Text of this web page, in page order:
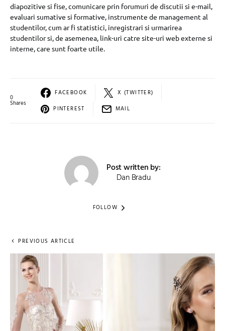
diapozitive si fise, comunicare prin forumuri de discutii si e-mail,
evaluari sumative si formative, instrumente de management al
studentilor, cum ar fi statistici, inregistrari si urmarirea
studentilor si, de asemenea, link-uri catre site-uri web externe si
interne, care sunt foarte utile.
0
Shares
FACEBOOK
X (TWITTER)
PINTEREST
MAIL
Post written by:
Dan Bradu
FOLLOW
PREVIOUS ARTICLE